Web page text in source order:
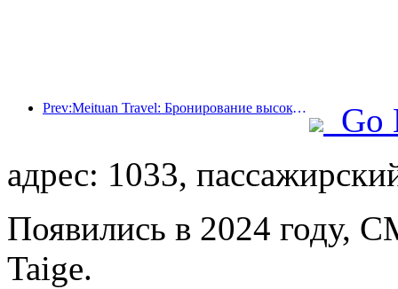
Prev:Meituan Travel: Бронирование высокозвездочных отелей в уездах во время Праздника драконьих лодок очень популярно, причем основными клиентами становятся семьи с детьми
Go
адрес: 1033,
Появились в 2024 году,
Taige.